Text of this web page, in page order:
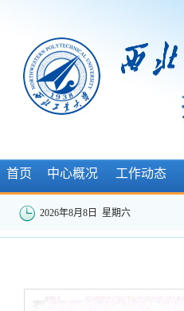
首页 中心概况 工作动态
2026年8月8日 星期六